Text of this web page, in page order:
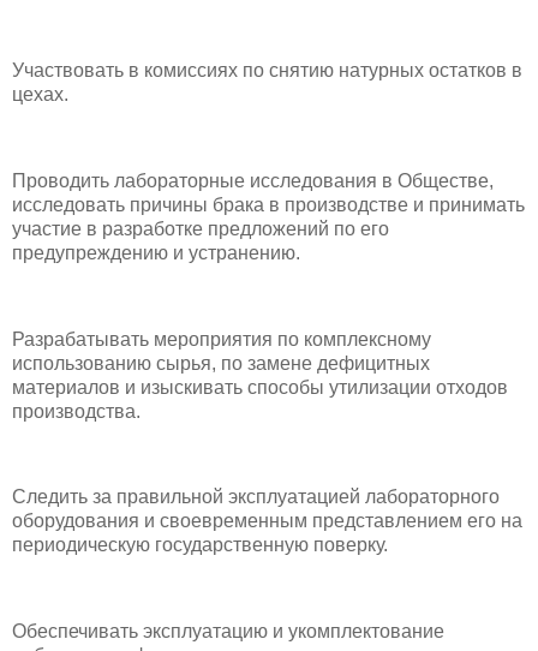
Участвовать в комиссиях по снятию натурных остатков в
цехах.
Проводить лабораторные исследования в Обществе,
исследовать причины брака в производстве и принимать
участие в разработке предложений по его
предупреждению и устранению.
Разрабатывать мероприятия по комплексному
использованию сырья, по замене дефицитных
материалов и изыскивать способы утилизации отходов
производства.
Следить за правильной эксплуатацией лабораторного
оборудования и своевременным представлением его на
периодическую государственную поверку.
Обеспечивать эксплуатацию и укомплектование